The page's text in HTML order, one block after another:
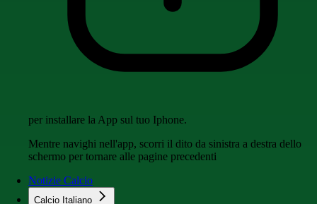
per installare la App sul tuo Iphone.
Mentre navighi nell'app, scorri il dito da sinistra a destra dello
schermo per tornare alle pagine precedenti
Notizie Calcio
Calcio Italiano